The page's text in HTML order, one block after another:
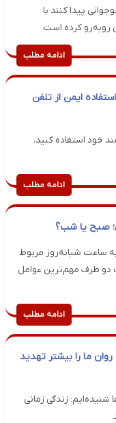
پیدا کنند با
روبه‌رو کرده است
ادامه مطلب
ایمن از تلفن
خود استفاده کنید،
ادامه مطلب
صبح یا شب؟
ساعت شبانه‌روز مربوط
دو طرف مهم‌ترین عوامل
ادامه مطلب
ما را بیشتر تهدید
شنیده‌ایم: زندگی زمانی